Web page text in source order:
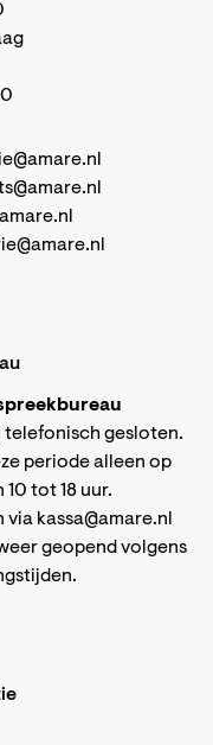
telefonisch gesloten.
periode alleen op
tot 18 uur.
via kassa@amare.nl
geopend volgens
.